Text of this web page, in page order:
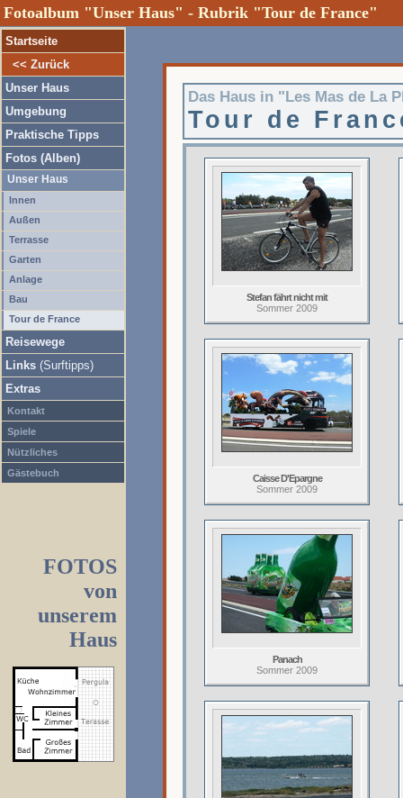
Fotoalbum "Unser Haus" - Rubrik "Tour de France"
Startseite
<< Zurück
Unser Haus
Umgebung
Praktische Tipps
Fotos (Alben)
Unser Haus
Innen
Außen
Terrasse
Garten
Anlage
Bau
Tour de France
Reisewege
Links (Surftipps)
Extras
Kontakt
Spiele
Nützliches
Gästebuch
FOTOS
von
unserem
Haus
Das Haus in "Les Mas de La
Tour de
Stefan fährt nicht mit
Sommer 2009
Caisse D'Epargne
Sommer 2009
Panach
Sommer 2009